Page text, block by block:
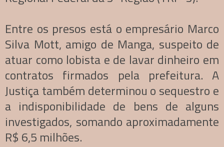
Entre os presos está o empresário Marco
Silva Mott, amigo de Manga, suspeito de
atuar como lobista e de lavar dinheiro em
contratos firmados pela prefeitura. A
Justiça também determinou o sequestro e
a indisponibilidade de bens de alguns
investigados, somando aproximadamente
R$ 6,5 milhões.